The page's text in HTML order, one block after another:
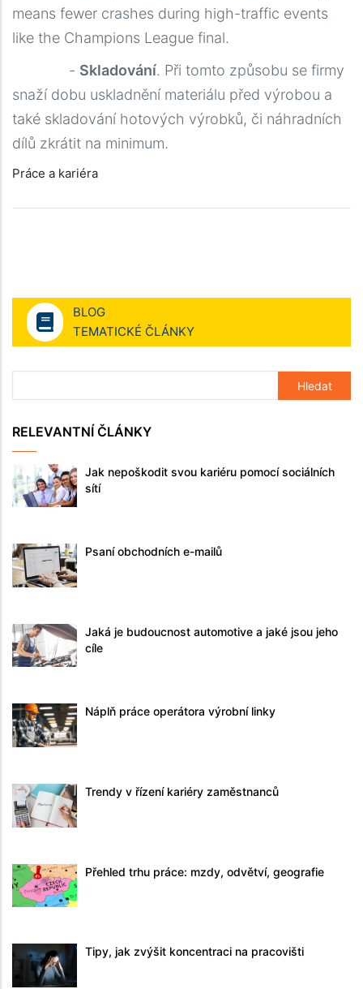
means fewer crashes during high-traffic events
like the Champions League final.
- Skladování. Při tomto způsobu se firmy
snaží dobu uskladnění materiálu před výrobou a
také skladování hotových výrobků, či náhradních
dílů zkrátit na minimum.
Práce a kariéra
BLOG
TEMATICKÉ ČLÁNKY
RELEVANTNÍ ČLÁNKY
Jak nepoškodit svou kariéru pomocí sociálních
sítí
Psaní obchodních e-mailů
Jaká je budoucnost automotive a jaké jsou jeho
cíle
Náplň práce operátora výrobní linky
Trendy v řízení kariéry zaměstnanců
Přehled trhu práce: mzdy, odvětví, geografie
Tipy, jak zvýšit koncentraci na pracovišti